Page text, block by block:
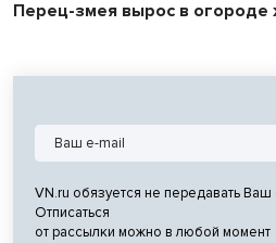
Перец-змея вырос в огороде
VN.ru обязуется не передавать Ваш
Отписаться
от рассылки можно в любой момент